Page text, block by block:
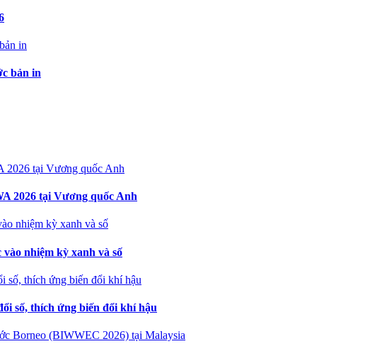
bản in
2026 tại Vương quốc Anh
nhiệm kỳ xanh và số
số, thích ứng biến đổi khí hậu